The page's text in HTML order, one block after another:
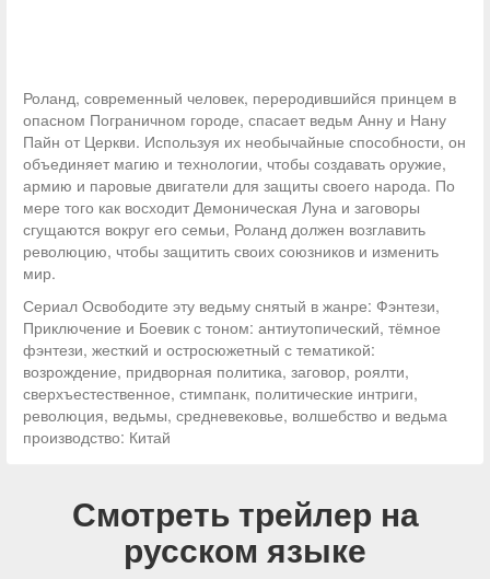
Роланд, современный человек, переродившийся принцем в
опасном Пограничном городе, спасает ведьм Анну и Нану
Пайн от Церкви. Используя их необычайные способности, он
объединяет магию и технологии, чтобы создавать оружие,
армию и паровые двигатели для защиты своего народа. По
мере того как восходит Демоническая Луна и заговоры
сгущаются вокруг его семьи, Роланд должен возглавить
революцию, чтобы защитить своих союзников и изменить
мир.
Сериал Освободите эту ведьму снятый в жанре: Фэнтези,
Приключение и Боевик с тоном: антиутопический, тёмное
фэнтези, жесткий и остросюжетный с тематикой:
возрождение, придворная политика, заговор, роялти,
сверхъестественное, стимпанк, политические интриги,
революция, ведьмы, средневековье, волшебство и ведьма
производство: Китай
Смотреть трейлер на
русском языке